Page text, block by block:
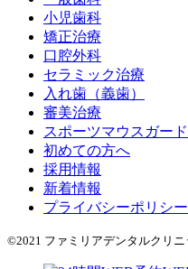
小児歯科
矯正治療
口腔外科
セラミック治療
入れ歯（義歯）
審美治療
スポーツマウスガード
初めての方へ
採用情報
新着情報
プライバシーポリシー
©2021 ファミリアデンタルクリニ